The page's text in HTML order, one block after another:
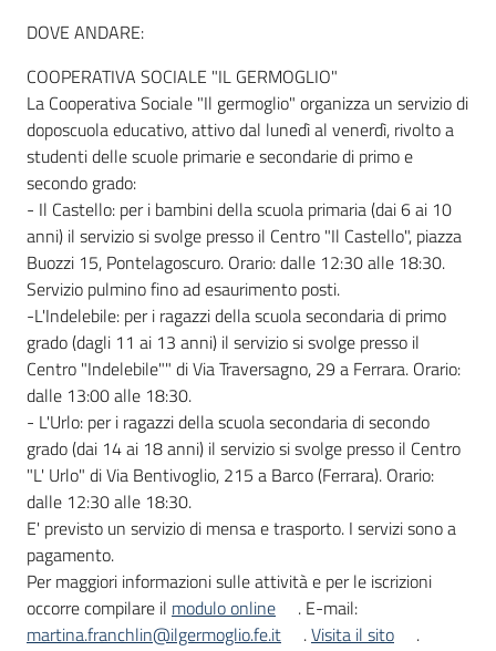
Newsletter
DOVE ANDARE:
COOPERATIVA SOCIALE "IL GERMOGLIO"
La Cooperativa Sociale "Il germoglio" organizza un servizio di
doposcuola educativo, attivo dal lunedì al venerdì, rivolto a
studenti delle scuole primarie e secondarie di primo e
secondo grado:
- Il Castello: per i bambini della scuola primaria (dai 6 ai 10
anni) il servizio si svolge presso il Centro "Il Castello", piazza
Buozzi 15, Pontelagoscuro. Orario: dalle 12:30 alle 18:30.
Servizio pulmino fino ad esaurimento posti.
-L'Indelebile: per i ragazzi della scuola secondaria di primo
grado (dagli 11 ai 13 anni) il servizio si svolge presso il
Centro "Indelebile"" di Via Traversagno, 29 a Ferrara. Orario:
dalle 13:00 alle 18:30.
- L'Urlo: per i ragazzi della scuola secondaria di secondo
grado (dai 14 ai 18 anni) il servizio si svolge presso il Centro
"L' Urlo" di Via Bentivoglio, 215 a Barco (Ferrara). Orario:
dalle 12:30 alle 18:30.
E' previsto un servizio di mensa e trasporto. I servizi sono a
pagamento.
Per maggiori informazioni sulle attività e per le iscrizioni
occorre compilare il modulo online
. E-mail:
martina.franchlin@ilgermoglio.fe.it
.Visita il sito
.